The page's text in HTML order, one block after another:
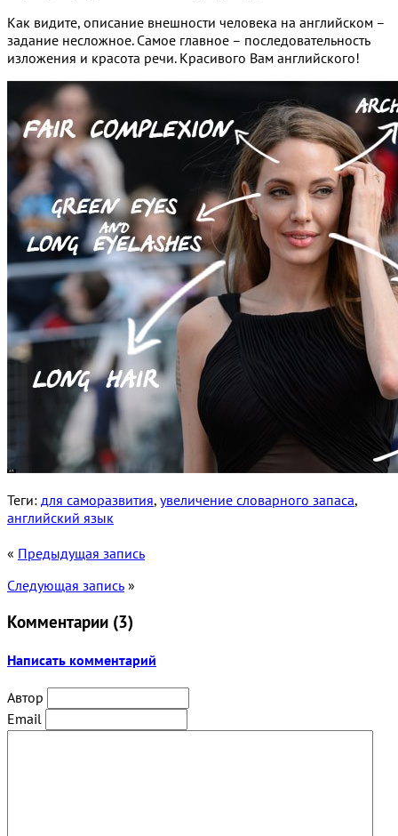
Как видите, описание внешности человека на английском –
задание несложное. Самое главное – последовательность
изложения и красота речи. Красивого Вам английского!
Теги: для саморазвития, увеличение словарного запаса,
английский язык
« Предыдущая запись
Следующая запись »
Комментарии (3)
Написать комментарий
Автор
Email